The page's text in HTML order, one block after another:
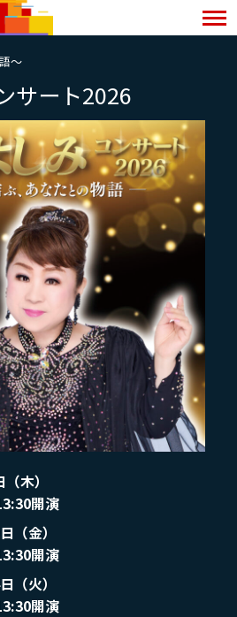
〜
サート2026
木）
開演
（金）
開演
（火）
開演